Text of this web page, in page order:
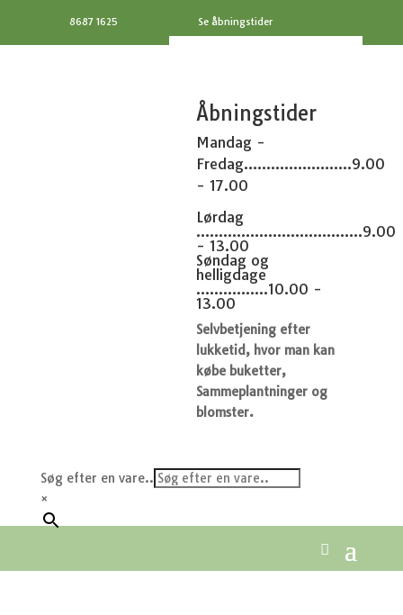
8687 1625 Se åbningstider
Åbningstider
Mandag -
Fredag........................9.00
- 17.00
Lørdag
.....................................9.00
- 13.00
Søndag og
helligdage
................10.00 -
13.00
Selvbetjening efter
lukketid, hvor man kan
købe buketter,
Sammeplantninger og
blomster.
Søg efter en vare..
×